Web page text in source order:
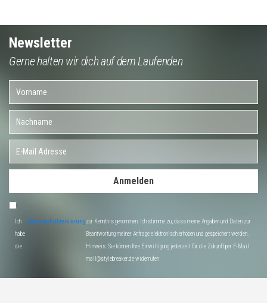
Newsletter
Gerne halten wir dich auf dem Laufenden
Anmelden
Ich
habe
die
Datenschutzerklärungzur Kenntnis genommen. Ich stimme zu, dass meine Angaben und Daten zur
Beantwortung meiner Anfrage elektronisch erhoben und gespeichert werden.
Hinweis: Sie können Ihre Einwilligung jederzeit für die Zukunft per E-Mail
mail@stylebreaker.de widerrufen